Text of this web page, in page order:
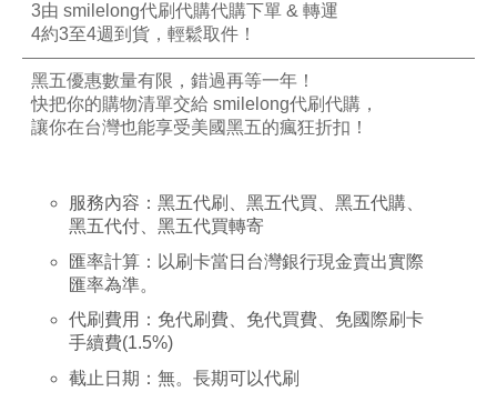
3️由 smilelong代刷代購代購下單 & 轉運
4️約3至4週到貨，輕鬆取件！
黑五優惠數量有限，錯過再等一年！
快把你的購物清單交給 smilelong代刷代購，
讓你在台灣也能享受美國黑五的瘋狂折扣！
服務內容：黑五代刷、黑五代買、黑五代購、
黑五代付、黑五代買轉寄
匯率計算：以刷卡當日台灣銀行現金賣出實際
匯率為準。
代刷費用：免代刷費、免代買費、免國際刷卡
手續費(1.5%)
截止日期：無。長期可以代刷